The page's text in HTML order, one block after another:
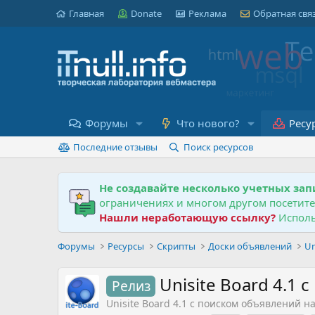
Главная Donate Реклама Обратная
Форумы Что нового?
Последние отзывы Поиск ресурсов
Не создавайте несколько учетных
ограничениях и многом другом посетите
Нашли неработающую ссылку?
Форумы Ресурсы Скрипты Доски объявлений
Релиз Unisite Board 4.1
Unisite Board 4.1 с поиском объявлений